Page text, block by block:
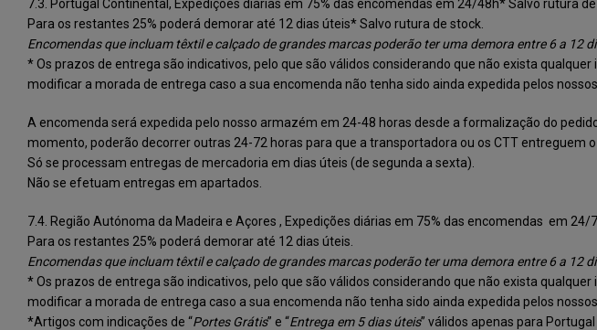
7.3. Portugal Continental, Expedições diárias em 75% das encomendas em 24/48h* Salvo rutura de
Para os restantes 25% poderá demorar até 12 dias úteis* Salvo rutura de stock.
Encomendas que incluam têxtil e calçado de grandes marcas poderão ter uma demora entre 6 a 12
* Os prazos de entrega são indicativos, pelo que são válidos considerando que não exista
modificar a morada de entrega caso a sua encomenda não tenha sido ainda expedida pelos
A encomenda será expedida pelo nosso armazém em 24-48 horas desde a formalização do
momento, poderão decorrer outras 24-72 horas para que a transportadora ou os CTT entreguem o
Só se processam entregas de mercadoria em dias úteis (de segunda a sexta).
Não se efetuam entregas em apartados.
7.4. Região Autónoma da Madeira e Açores , Expedições diárias em 75% das encomendas em 24/
Para os restantes 25% poderá demorar até 12 dias úteis.
Encomendas que incluam têxtil e calçado de grandes marcas poderão ter uma demora entre 6 a 12
* Os prazos de entrega são indicativos, pelo que são válidos considerando que não exista
modificar a morada de entrega caso a sua encomenda não tenha sido ainda expedida pelos
*Artigos com indicações de “Portes Grátis” e “Entrega em 5 dias úteis” válidos apenas para Portugal